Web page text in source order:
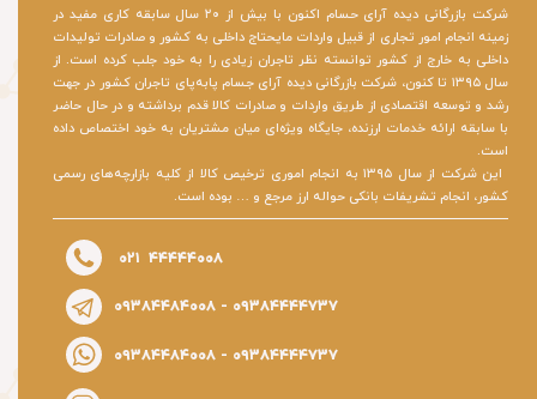
شرکت بازرگانی دیده آرای حسام اکنون با بیش از ۲۰ سال سابقه کاری مفید در
زمینه انجام امور تجاری از قبیل واردات مایحتاج داخلی به کشور و صادرات تولیدات
داخلی به خارج از کشور توانسته نظر تاجران زیادی را به خود جلب کرده است. از
سال ۱۳۹۵ تا کنون، شرکت بازرگانی دیده آرای جسام پابه‌پای تاجران کشور در جهت
رشد و توسعه اقتصادی از طریق واردات و صادرات کالا قدم برداشته و در حال حاضر
با سابقه ارائه خدمات ارزنده، جایگاه ویژه‌ای میان مشتریان به خود اختصاص داده
است.
​​​​​​​ این شرکت از سال ۱۳۹۵ به انجام اموری ترخیص کالا از کلیه بازارچه‌های رسمی
کشور، انجام تشریفات بانکی حواله ارز مرجع و … بوده است.
۰۲۱ ۴۴۴۴۴۰۰۸
۰۹۳۸۴۴۸۴۰۰۸ - ۰۹۳۸۴۴۴۴۷۳۷
۰۹۳۸۴۴۸۴۰۰۸ - ۰۹۳۸۴۴۴۴۷۳۷